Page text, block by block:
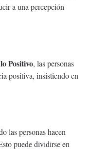
a una percepción
Positivo, las personas
positiva, insistiendo en
las personas hacen
puede dividirse en